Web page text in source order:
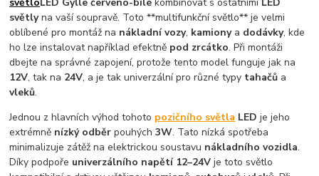
světlyna vaší soupravě. Toto **multifunkční světlo** je velmi
oblíbené pro montáž na nákladní vozy, kamionya dodávky, kde
ho lze instalovat například efektně pod zrcátko. Při montáži
dbejte na správné zapojení, protože tento model funguje jak na
12V, tak na 24V, a je tak univerzální pro různé typy tahačů a
vleků.
Jednou z hlavních výhod tohoto pozičního světla LED je jeho
extrémně nízký odběr pouhých3W. Tato nízká spotřeba
minimalizuje zátěž na elektrickou soustavu nákladního vozidla.
Díky podpoře univerzálního napětí 12–24V je toto světlo